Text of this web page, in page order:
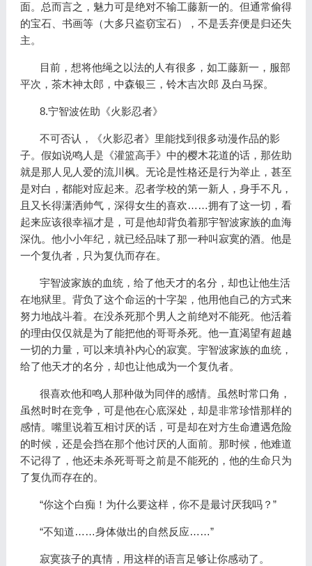
面。总而言之，魅力可是绝对不输工藤新一的。但通常偷得
的宝石、书画等（大多只盗窃宝石），不是丢弃便是归还失
主。
目前，想将他绳之以法的人有很多，如工藤新一，服部
平次，茶木神太郎，中森银三，铃木吉次郎 及白马探。
8.宁智波佐助《火影忍者》
不可否认，《火影忍者》里能找到很多动漫作品的影
子。假如说鸣人是《灌篮高手》中的樱木花道的话，那佐助
就是那人见人爱的流川枫。无论是性格还是行为举止，甚至
是对白，都能对应起来。忍者学校的第一新人，身手不凡，
且又长得潇洒帅气，深得女生的喜欢……拥有了这一切，看
起来应该很幸福才是，可是他却背负着那宇智波家族的血海
深仇。他小小年纪，就已经品味了那一种叫寂寞的酒。他是
一个复仇者，只为复仇而存在。
宇智波家族的血统，给了他天才的名分，却也让他生活
在地狱里。背负了这个命运的十字架，他用他自己的方式来
努力地战斗着。在没杀死那个男人之前绝对不能死。他活着
的理由仅仅就是为了能把他的哥哥杀死。他一直渴望有超越
一切的力量，可以来填补内心的寂寞。宇智波家族的血统，
给了他天才的名分，却也让他成为一个复仇者。
很喜欢他和鸣人那种做为同伴的感情。虽然时常口角，
虽然时时在竞争，可是他在心底深处，却是非常珍惜那样的
感情。嘴里说着互相讨厌的话，可是却在对方生命遭遇危险
的时候，还是会挡在那个他讨厌的人面前。那时候，他难道
不记得了，他还未杀死哥哥之前是不能死的，他的生命只为
了复仇而存在的。
“你这个白痴！为什么要这样，你不是最讨厌我吗？”
“不知道……身体做出的自然反应……”
寂寞孩子的真情，用这样的语言足够让你感动了。